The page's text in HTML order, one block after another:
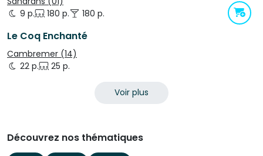
9 p.
180 p. 180 p.
Le Coq Enchanté
Cambremer (14)
22 p.
25 p.
Voir plus
Découvrez nos thématiques